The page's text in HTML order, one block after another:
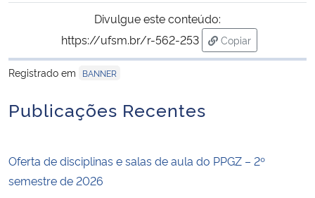
Ministério da Saúde
Ministério da Ciência, Tecnologia, Inovações e Comunicações
Ministério do Meio Ambiente
Divulgue este conteúdo:
https://ufsm.br/r-562-253
Copiar
para área de
Registrado em
BANNER
Publicações Recentes
Oferta de disciplinas e salas de aula do PPGZ – 2º
semestre de 2026